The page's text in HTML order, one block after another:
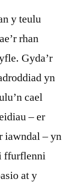
y teulu
rhan
Gyda’r
yn
cael
– er
iawndal – yn
ffurflenni
at y